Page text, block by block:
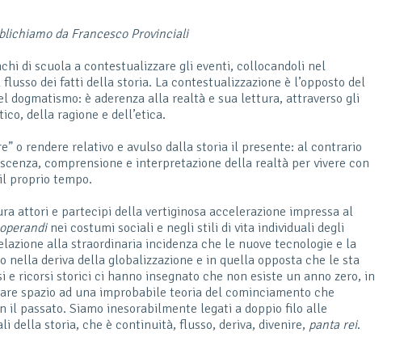
da Francesco Provinciali
di scuola a contestualizzare gli eventi, collocandoli nel
dei fatti della storia. La contestualizzazione è l’opposto del
dogmatismo: è aderenza alla realtà e sua lettura, attraverso gli
della ragione e dell’etica.
o rendere relativo e avulso dalla storia il presente: al contrario
comprensione e interpretazione della realtà per vivere con
proprio tempo.
attori e partecipi della vertiginosa accelerazione impressa al
nei costumi sociali e negli stili di vita individuali degli
alla straordinaria incidenza che le nuove tecnologie e la
nella deriva della globalizzazione e in quella opposta che le sta
e ricorsi storici ci hanno insegnato che non esiste un anno zero, in
spazio ad una improbabile teoria del cominciamento che
il passato. Siamo inesorabilmente legati a doppio filo alle
della storia, che è continuità, flusso, deriva, divenire, panta rei.